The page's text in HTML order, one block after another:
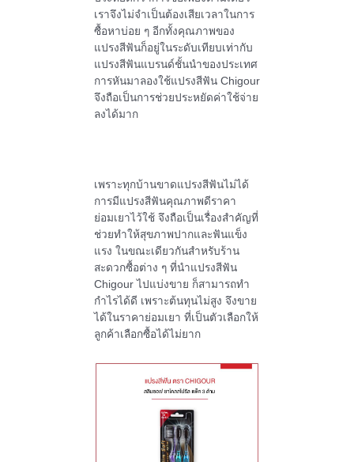
เราจึงไม่จำเป็นต้องเสียเวลาในการ
ซื้อหาบ่อย ๆ อีกทั้งคุณภาพของ
แปรงสีฟันก็อยู่ในระดับเทียบเท่ากับ
แปรงสีฟันแบรนด์ชั้นนำของประเทศ
การหันมาลองใช้แปรงสีฟัน Chigour
จึงถือเป็นการช่วยประหยัดค่าใช้จ่าย
ลงได้มาก
เพราะทุกบ้านขาดแปรงสีฟันไม่ได้
การมีแปรงสีฟันคุณภาพดีราคา
ย่อมเยาไว้ใช้ จึงถือเป็นเรื่องสำคัญที่
ช่วยทำให้สุขภาพปากและฟันแข็ง
แรง ในขณะเดียวกันสำหรับร้าน
สะดวกซื้อต่าง ๆ ที่นำแปรงสีฟัน
Chigour ไปแบ่งขาย ก็สามารถทำ
กำไรได้ดี เพราะต้นทุนไม่สูง จึงขาย
ได้ในราคาย่อมเยา ที่เป็นตัวเลือกให้
ลูกค้าเลือกซื้อได้ไม่ยาก